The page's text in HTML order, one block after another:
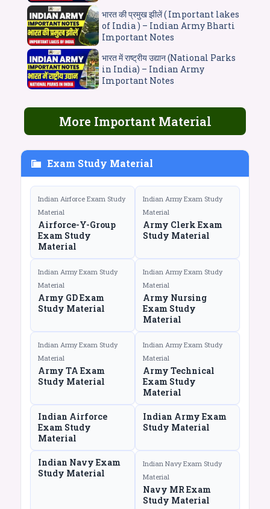
भारत की प्रमुख झीलें ( Important lakes
of India ) – Indian Army Bharti
Important Notes
भारत में राष्ट्रीय उद्यान (National Parks
in India) – Indian Army
Important Notes
More Important Material
Exam Study Material
Indian Airforce Exam Study
Material
Airforce-Y-Group
Exam Study
Material
Indian Army Exam Study
Material
Army Clerk Exam
Study Material
Indian Army Exam Study
Material
Army GD Exam
Study Material
Indian Army Exam Study
Material
Army Nursing
Exam Study
Material
Indian Army Exam Study
Material
Army TA Exam
Study Material
Indian Army Exam Study
Material
Army Technical
Exam Study
Material
Indian Airforce
Exam Study
Material
Indian Army Exam
Study Material
Indian Navy Exam
Study Material
Indian Navy Exam Study
Material
Navy MR Exam
Study Material